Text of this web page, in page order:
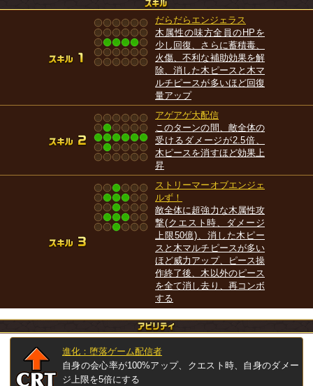
だらだらエンジェラス
木属性の味方全員のHPを
少し回復、さらに蓄積毒、
火傷、不利な補助効果を解
除、消した木ピースと木マ
ルチピースが多いほど回復
量アップ
アゲアゲ大配信
このターンの間、敵全体の
受けるダメージが2.5倍、
木ピースを消すほど効果上
昇
ストリーマーオブエンジェ
ルず！
敵全体に超強力な木属性攻
撃(クエスト時、ダメージ
上限50億)、消した木ピー
スと木マルチピースが多い
ほど威力アップ、ピース操
作終了後、木以外のピース
を全て消し去り、再コンボ
する
進化：堕落ゲーム配信者
自身の会心率が100%アップ、クエスト時、自身のダメー
ジ上限を5倍にする